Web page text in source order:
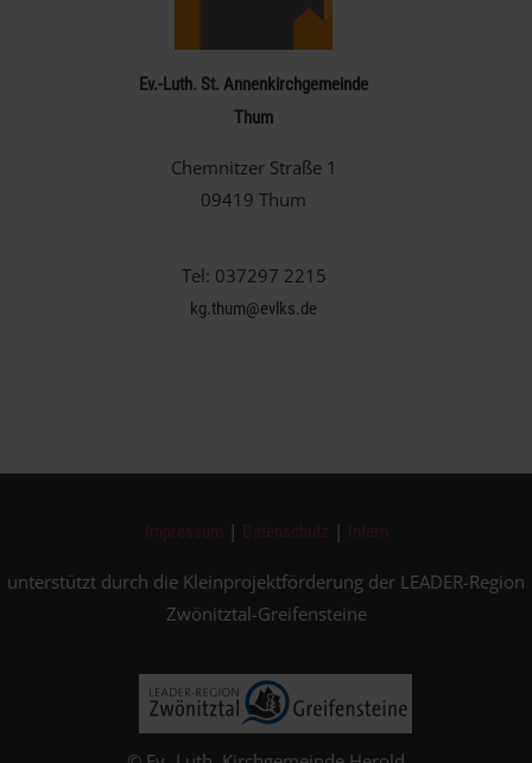
Ev.-Luth. St. Annenkirchgemeinde
Thum
Chemnitzer Straße 1
09419 Thum
Tel: 037297 2215
kg.thum@evlks.de
Impressum | Datenschutz | Intern
unterstützt durch die Kleinprojektförderung der LEADER-Region
Zwönitztal-Greifensteine